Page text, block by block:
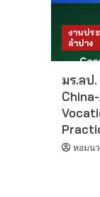
งานปร
ลำปาง
มร.ลป
หอมน